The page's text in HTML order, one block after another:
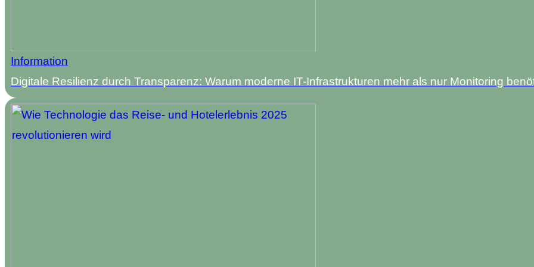
Information
Digitale Resilienz durch Transparenz: Warum moderne IT-Infrastrukturen mehr als nur Monitoring